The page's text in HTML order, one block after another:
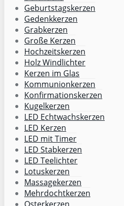
Geburtstagskerzen
Gedenkkerzen
Grabkerzen
Große Kerzen
Hochzeitskerzen
Holz Windlichter
Kerzen im Glas
Kommunionkerzen
Konfirmationskerzen
Kugelkerzen
LED Echtwachskerzen
LED Kerzen
LED mit Timer
LED Stabkerzen
LED Teelichter
Lotuskerzen
Massagekerzen
Mehrdochtkerzen